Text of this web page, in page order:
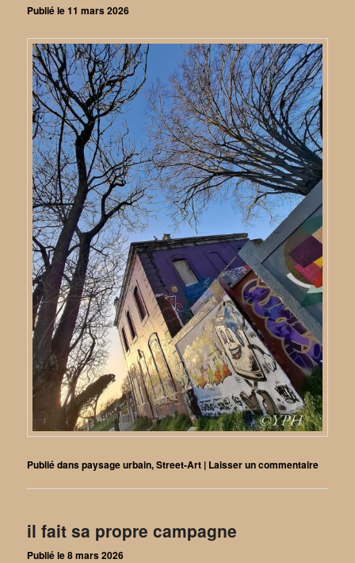
Publié le11 mars 2026
Publié danspaysage urbain,Street-Art | Laisser un commentaire
il fait sa propre campagne
Publié le8 mars 2026